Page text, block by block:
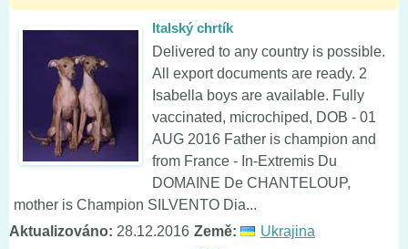
Italský chrtík
Delivered to any country is possible.
All export documents are ready. 2
Isabella boys are available. Fully
vaccinated, microchiped, DOB - 01
AUG 2016 Father is champion and
from France - In-Extremis Du
DOMAINE De CHANTELOUP,
mother is Champion SILVENTO Dia...
Aktualizováno: 28.12.2016 Země:
Ukrajina